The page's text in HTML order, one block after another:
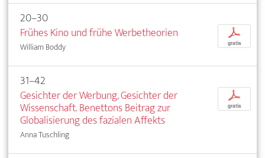
20–30
Frühes Kino und frühe Werbetheorien
William Boddy
p
gratis
31–42
Gesichter der Werbung, Gesichter der
Wissenschaft. Benettons Beitrag zur
Globalisierung des fazialen Affekts
Anna Tuschling
p
gratis